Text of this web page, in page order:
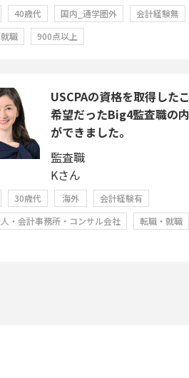
40歳代 国内_通学圏外 会計経験無
職
900点以上
USCPAの資格を取得した
希望だったBig4監査職の
ができました。
監査職
Kさん
30歳代 海外
会計経験有
・会計事務所・コンサル会社
転職・就職